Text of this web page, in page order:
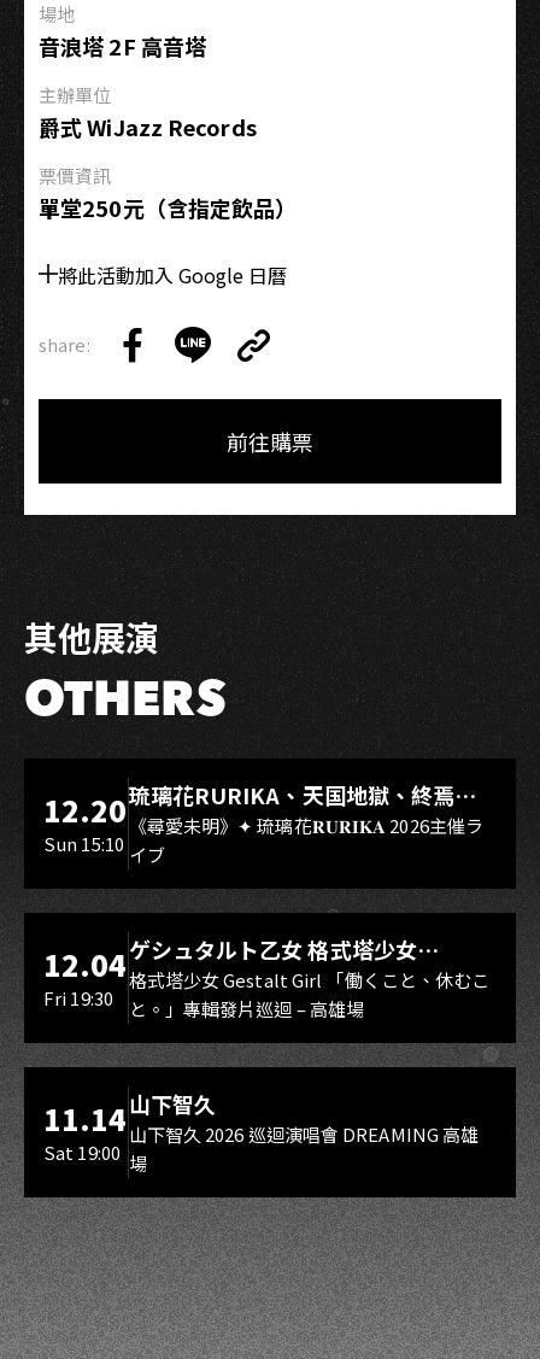
｜
關
於
大
團
場地
音浪塔 2F 高音塔
主辦單位
爵式 WiJazz Records
票價資訊
單堂250元（含指定飲品）
將此活動加入 Google 日曆
share:
on
on
Link
Copy
前往購票
其他展演
OTHERS
LIVE WAREHOUSE 小庫
12.20
Sun 15:10
琉璃花RURIKA、天国地獄、終焉
Rebirth、DUALIA、無我夢中、花奏
スマイル（O.A.）
《尋愛未明》✦ 琉璃花𝐑𝐔𝐑𝐈𝐊𝐀 2026主催ラ
イブ
LIVE WAREHOUSE 小庫
12.04
Fri 19:30
ゲシュタルト乙女 格式塔少女
Gestalt Girl
格式塔少女 Gestalt Girl 「働くこと、休むこ
と。」專輯發片巡迴 – 高雄場
11.14
Sat 19:00
山下智久
山下智久 2026 巡迴演唱會 DREAMING 高雄
場